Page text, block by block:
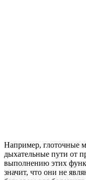
Например, глоточные
дыхательные пути от
выполнению этих
значит, что они не